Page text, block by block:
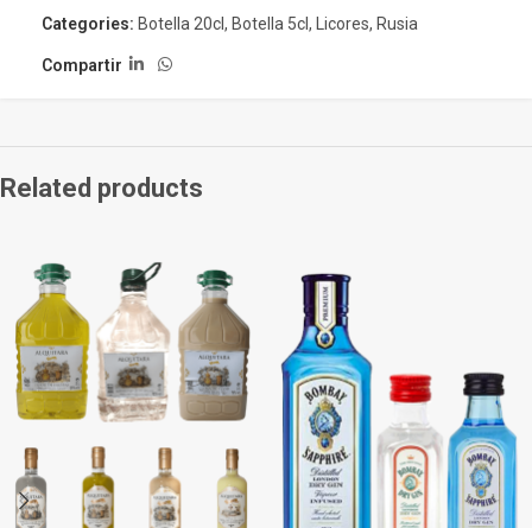
Categories: Botella 20cl, Botella 5cl, Licores, Rusia
Compartir
Related products